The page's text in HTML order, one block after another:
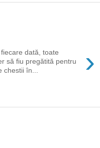
›
dată, toate
să fiu pregătită pentru
în...